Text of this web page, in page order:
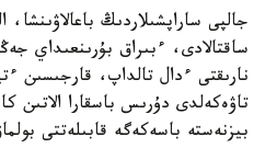
جالپى ساراپشىلاردىڭ
ساقتالادى، ءبىراق بۇرىنعىداي
نارىقتى ءدال تالداپ، قارجىسىن
تاۋەكەلدى دۇرىس باسقارا الاتىن
بيزنەستە باسەكەگە قابىلەتتى